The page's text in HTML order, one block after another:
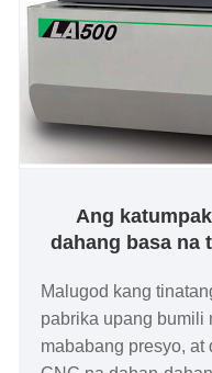
Ang
dahang basa na
Malugod kang
pabrika upang bumili
mababang presyo, at